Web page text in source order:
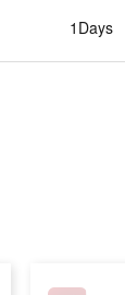
1Days